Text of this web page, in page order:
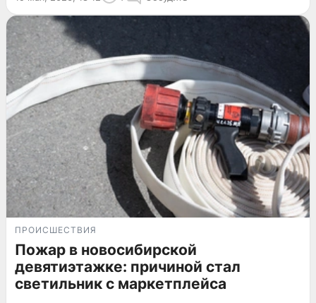
ПРОИСШЕСТВИЯ
Пожар в новосибирской
девятиэтажке: причиной стал
светильник с маркетплейса